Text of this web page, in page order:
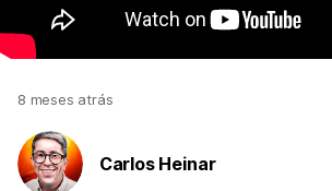
8 meses atrás
Carlos Heinar